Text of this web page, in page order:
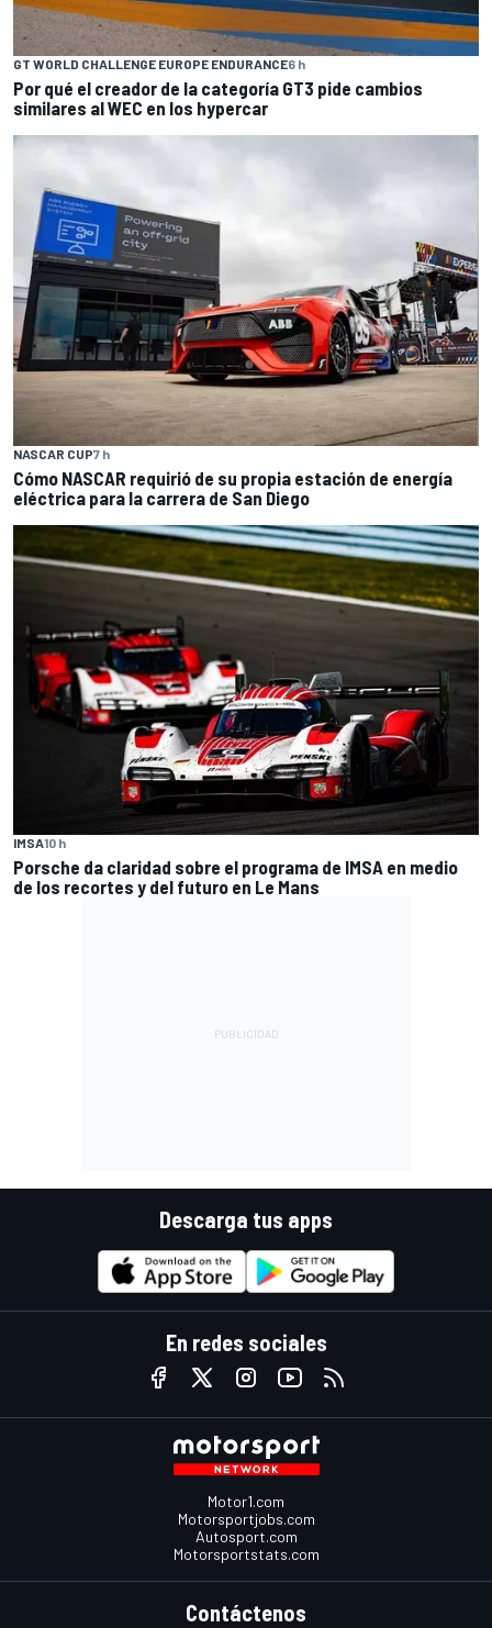
GT WORLD CHALLENGE EUROPE ENDURANCE6 h
Por qué el creador de la categoría GT3 pide cambios
similares al WEC en los hypercar
NASCAR CUP7 h
Cómo NASCAR requirió de su propia estación de energía
eléctrica para la carrera de San Diego
IMSA10 h
Porsche da claridad sobre el programa de IMSA en medio
de los recortes y del futuro en Le Mans
Descarga tus apps
En redes sociales
Motor1.com
Motorsportjobs.com
Autosport.com
Motorsportstats.com
Contáctenos